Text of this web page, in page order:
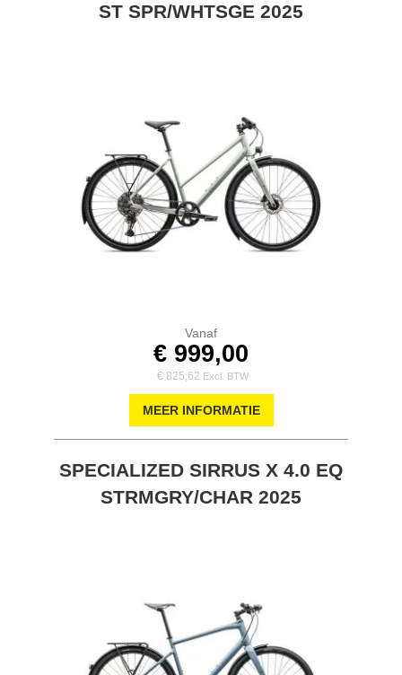
ST SPR/WHTSGE 2025
Vanaf
€ 999,00
€ 825,62
MEER INFORMATIE
SPECIALIZED SIRRUS X 4.0 EQ
STRMGRY/CHAR 2025